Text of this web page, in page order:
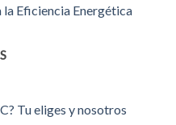
la Eficiencia Energética
Tu eliges y nosotros